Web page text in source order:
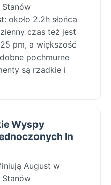
Stanów
około 2.2h słońca
czas też jest
pm, a większość
pochmurne
są rzadkie i
Wyspy
In
August w
Stanów